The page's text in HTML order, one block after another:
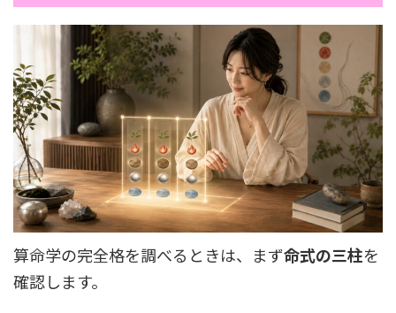
算命学の完全格を調べるときは、まず命式の三柱を
確認します。